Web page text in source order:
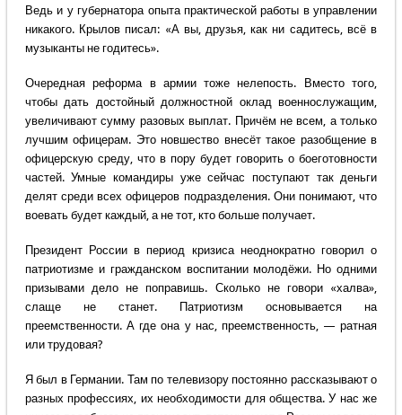
Ведь и у губернатора опыта практической работы в управлении
никакого. Крылов писал: «А вы, друзья, как ни садитесь, всё в
музыканты не годитесь».
Очередная реформа в армии тоже нелепость. Вместо того,
чтобы дать достойный должностной оклад военнослужащим,
увеличивают сумму разовых выплат. Причём не всем, а только
лучшим офицерам. Это новшество внесёт такое разобщение в
офицерскую среду, что в пору будет говорить о боеготовности
частей. Умные командиры уже сейчас поступают так деньги
делят среди всех офицеров подразделения. Они понимают, что
воевать будет каждый, а не тот, кто больше получает.
Президент России в период кризиса неоднократно говорил о
патриотизме и гражданском воспитании молодёжи. Но одними
призывами дело не поправишь. Сколько не говори «халва»,
слаще не станет. Патриотизм основывается на
преемственности. А где она у нас, преемственность, — ратная
или трудовая?
Я был в Германии. Там по телевизору постоянно рассказывают о
разных профессиях, их необходимости для общества. У нас же